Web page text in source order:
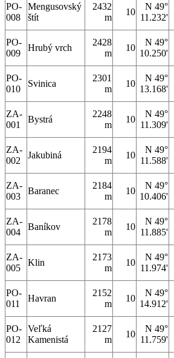
PO-
008
Mengusovský
štít
2432
m
10
N 49°
11.232'
PO-
009
Hrubý vrch
2428
m
10
N 49°
10.250'
PO-
010
Svinica
2301
m
10
N 49°
13.168'
ZA-
001
Bystrá
2248
m
10
N 49°
11.309'
ZA-
002
Jakubiná
2194
m
10
N 49°
11.588'
ZA-
003
Baranec
2184
m
10
N 49°
10.406'
ZA-
004
Baníkov
2178
m
10
N 49°
11.885'
ZA-
005
Klin
2173
m
10
N 49°
11.974'
PO-
011
Havran
2152
m
10
N 49°
14.912'
PO-
012
Veľká
Kamenistá
2127
m
10
N 49°
11.759'